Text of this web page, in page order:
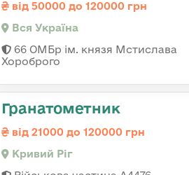
від 50000 до 120000 грн
Вся Україна
66 ОМБр ім. князя Мстислава
Хороброго
Гранатометник
від 21000 до 120000 грн
Кривий Ріг